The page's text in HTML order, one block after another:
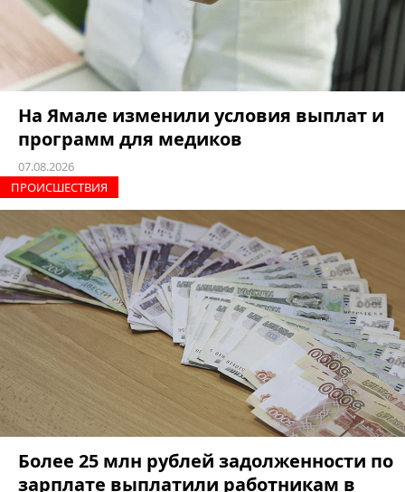
На Ямале изменили условия выплат и
программ для медиков
07.08.2026
ПРОИCШЕСТВИЯ
Более 25 млн рублей задолженности по
зарплате выплатили работникам в